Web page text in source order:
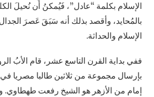
الإسلام بكلمة “عادل”، فَيُمكنُ أَن نُحيلَ
بالمُحايد، وأقصد بذلك أنه سَبَقَ عَصرَ
الإسلام والحداثة.
ففي بداية القرن التاسع عشر، قام الأبُ
بإرسال مجموعة من ثلاثين طالبا مصريا
إمام من الأزهر هو الشيخ رفعت طهطاوي.